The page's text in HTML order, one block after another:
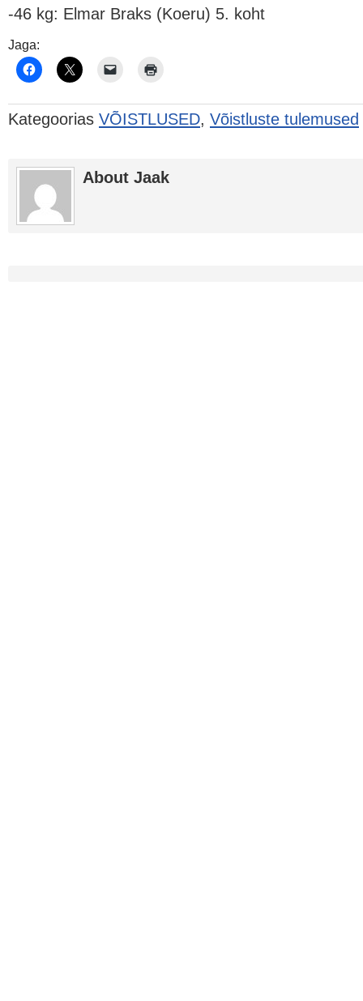
-46 kg: Elmar Braks (Koeru) 5. koht
Jaga:
Kategoorias VÕISTLUSED, Võistluste tulemused
About Jaak